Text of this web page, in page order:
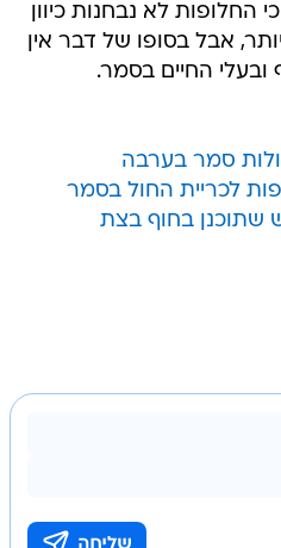
החלופות לא נבחנות כיוון
אבל בסופו של דבר אין
החיים בסמר.
סמר בערבה
לכריית החול בסמר
שתוכנן בחוף בצת